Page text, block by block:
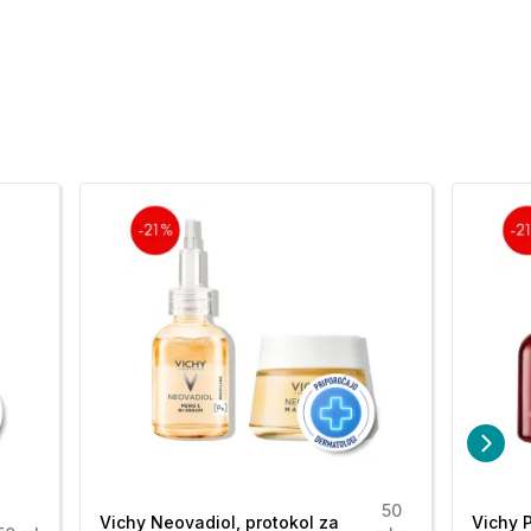
Vichy Neovadiol, protokol za
50
Vichy